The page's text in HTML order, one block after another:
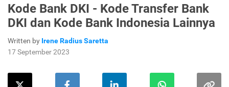
Kode Bank DKI - Kode Transfer Bank
DKI dan Kode Bank Indonesia Lainnya
Written by Irene Radius Saretta
17 September 2023